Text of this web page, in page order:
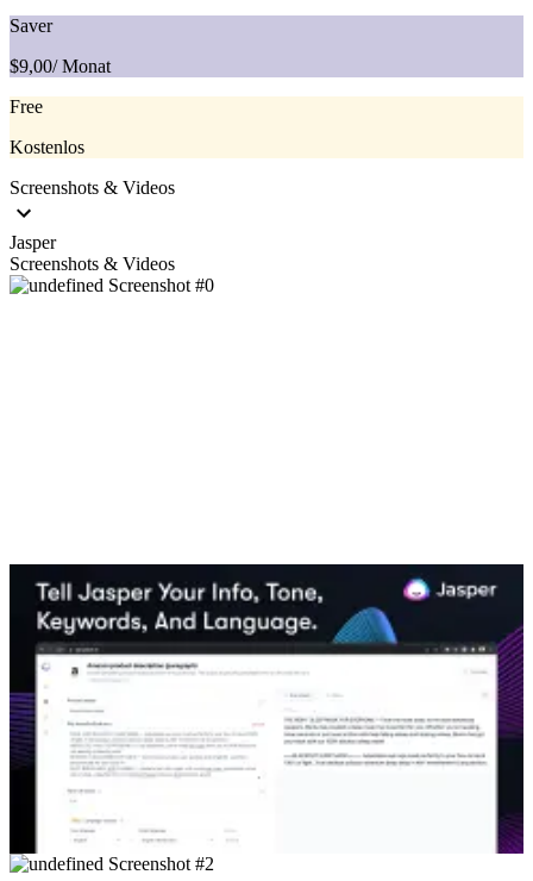
Saver
$9,00/ Monat
Free
Kostenlos
Screenshots & Videos
Jasper
Screenshots & Videos